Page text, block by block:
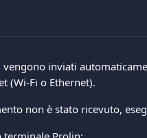
inviati
(Wi-Fi o Ethernet).
non è stato ricevuto,